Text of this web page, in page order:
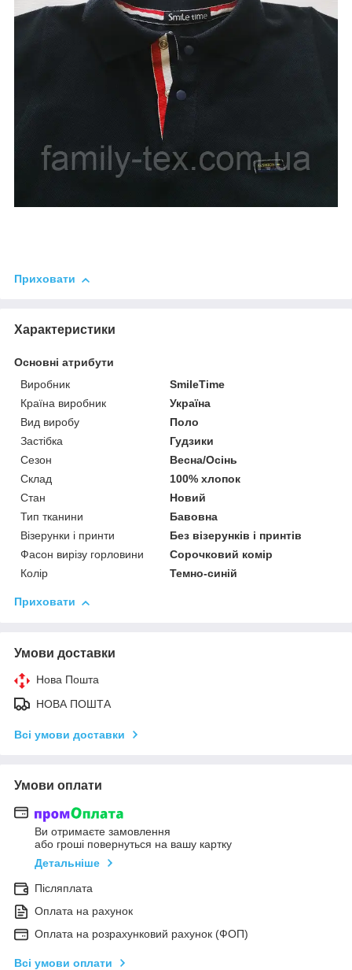
Приховати
Характеристики
Основні атрибути
Виробник
SmileTime
Країна виробник
Україна
Вид виробу
Поло
Застібка
Гудзики
Сезон
Весна/Осінь
Склад
100% хлопок
Стан
Новий
Тип тканини
Бавовна
Візерунки і принти
Без візерунків і принтів
Фасон вирізу горловини
Сорочковий комір
Колір
Темно-синій
Приховати
Умови доставки
Нова Пошта
НОВА ПОШТА
Всі умови доставки
Умови оплати
Ви отримаєте замовлення
або гроші повернуться на вашу картку
Детальніше
Післяплата
Оплата на рахунок
Оплата на розрахунковий рахунок (ФОП)
Всі умови оплати